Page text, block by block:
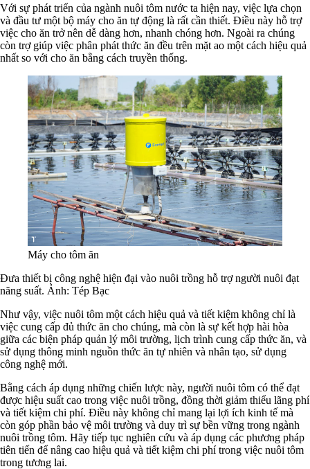
Với sự phát triển của ngành nuôi tôm nước ta hiện nay, việc lựa chọn
và đầu tư một bộ máy cho ăn tự động là rất cần thiết. Điều này hỗ trợ
việc cho ăn trở nên dễ dàng hơn, nhanh chóng hơn. Ngoài ra chúng
còn trợ giúp việc phân phát thức ăn đều trên mặt ao một cách hiệu quả
nhất so với cho ăn bằng cách truyền thống.
Máy cho tôm ăn
Đưa thiết bị công nghệ hiện đại vào nuôi trồng hỗ trợ người nuôi đạt
năng suất. Ảnh: Tép Bạc
Như vậy, việc nuôi tôm một cách hiệu quả và tiết kiệm không chỉ là
việc cung cấp đủ thức ăn cho chúng, mà còn là sự kết hợp hài hòa
giữa các biện pháp quản lý môi trường, lịch trình cung cấp thức ăn, và
sử dụng thông minh nguồn thức ăn tự nhiên và nhân tạo, sử dụng
công nghệ mới.
Bằng cách áp dụng những chiến lược này, người nuôi tôm có thể đạt
được hiệu suất cao trong việc nuôi trồng, đồng thời giảm thiểu lãng phí
và tiết kiệm chi phí. Điều này không chỉ mang lại lợi ích kinh tế mà
còn góp phần bảo vệ môi trường và duy trì sự bền vững trong ngành
nuôi trồng tôm. Hãy tiếp tục nghiên cứu và áp dụng các phương pháp
tiên tiến để nâng cao hiệu quả và tiết kiệm chi phí trong việc nuôi tôm
trong tương lai.